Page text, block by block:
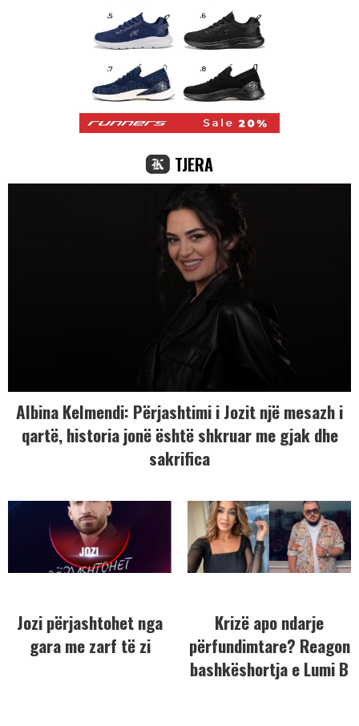
TJERA
Albina Kelmendi: Përjashtimi i Jozit një mesazh i
qartë, historia jonë është shkruar me gjak dhe
sakrifica
Jozi përjashtohet nga
gara me zarf të zi
Krizë apo ndarje
përfundimtare? Reagon
bashkëshortja e Lumi B